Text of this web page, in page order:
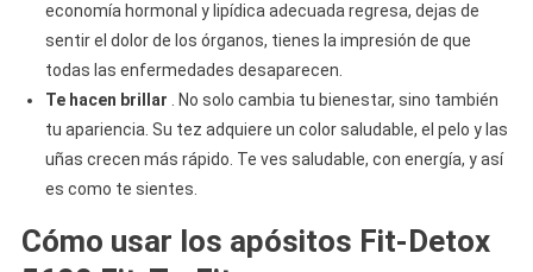
economía hormonal y lipídica adecuada regresa, dejas de
sentir el dolor de los órganos, tienes la impresión de que
todas las enfermedades desaparecen.
Te hacen brillar . No solo cambia tu bienestar, sino también
tu apariencia. Su tez adquiere un color saludable, el pelo y las
uñas crecen más rápido. Te ves saludable, con energía, y así
es como te sientes.
Cómo usar los apósitos Fit-Detox